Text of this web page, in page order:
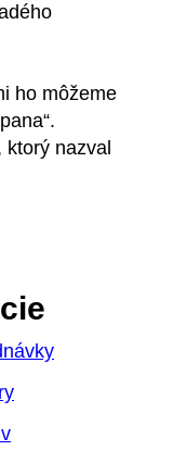
ho môžeme
nazval